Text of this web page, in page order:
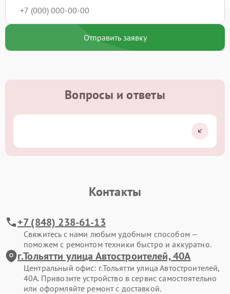
Отправить заявку
Вопросы и ответы
Контакты
+7 (848) 238-61-13
Свяжитесь с нами любым удобным способом —
поможем с ремонтом техники быстро и аккуратно.
г.Тольятти улица Автостроителей, 40А
Центральный офис: г.Тольятти улица Автостроителей,
40А. Привозите устройство в сервис самостоятельно
или оформляйте ремонт с доставкой.